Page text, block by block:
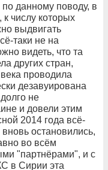
данному поводу, в
числу которых
выдвигать
таки не на
видеть, что та
других стран,
проводила
дезавуирована
не
и довели этим
2014 года всё-
остановились,
во всём
"партнёрами", и с
в Сирии эта